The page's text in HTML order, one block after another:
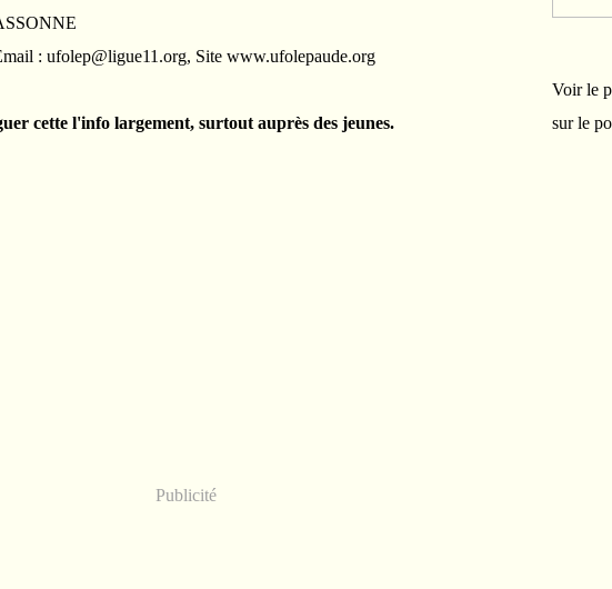
: ufolep@ligue11.org, Site www.ufolepaude.org
cette l'info largement, surtout auprès des jeunes.
Publicité
Voir le
sur le